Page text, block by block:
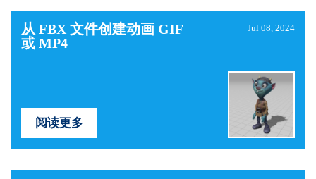
从 FBX 文件创建动画 GIF
或 MP4
Jul 08, 2024
阅读更多